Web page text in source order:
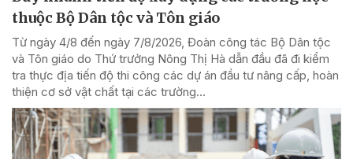
thuộc Bộ Dân tộc và Tôn giáo
Từ ngày 4/8 đến ngày 7/8/2026, Đoàn công tác Bộ Dân tộc
và Tôn giáo do Thứ trưởng Nông Thị Hà dẫn đầu đã đi kiểm
tra thực địa tiến độ thi công các dự án đầu tư nâng cấp, hoàn
thiện cơ sở vật chất tại các trường...